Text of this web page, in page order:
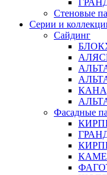
Стеновые
Серии и
Сайдинг
Фасадные